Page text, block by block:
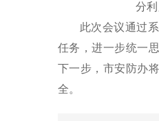
分
此次会议通过
任务，进一步统一
下一步，市安防办
全。